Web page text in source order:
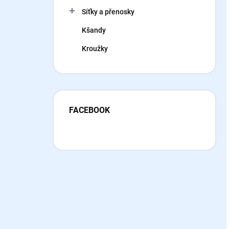
Síťky a přenosky
Kšandy
Kroužky
FACEBOOK